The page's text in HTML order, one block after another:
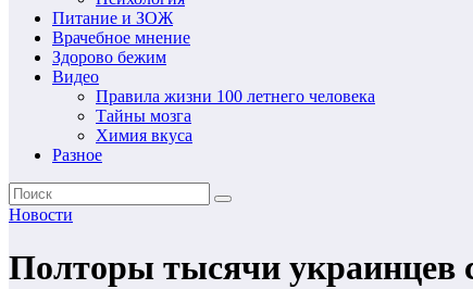
Питание и ЗОЖ
Врачебное мнение
Здорово бежим
Видео
Правила жизни 100 летнего человека
Тайны мозга
Химия вкуса
Разное
Новости
Полторы тысячи украинцев